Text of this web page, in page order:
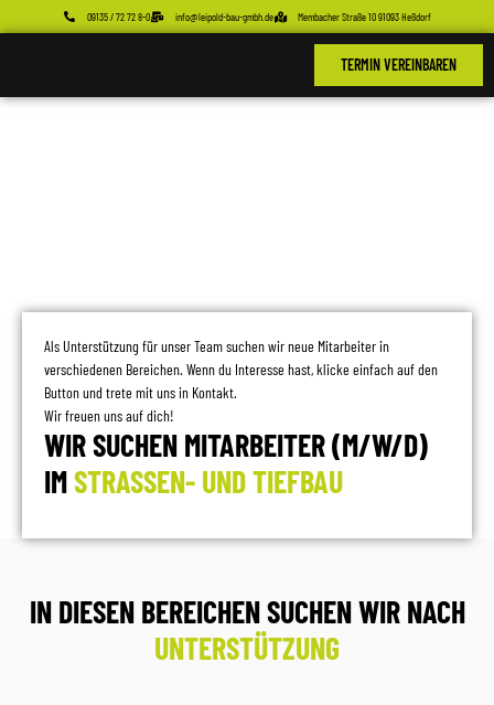
09135 / 72 72 8-0 info@leipold-bau-gmbh.de Membacher Straße 10 91093 Heßdorf
TERMIN VEREINBAREN
Als Unterstützung für unser Team suchen wir neue Mitarbeiter in
verschiedenen Bereichen. Wenn du Interesse hast, klicke einfach auf den
Button und trete mit uns in Kontakt.
Wir freuen uns auf dich!
WIR SUCHEN MITARBEITER (M/W/D)
IMSTRASSEN- UND TIEFBAU
IN DIESEN BEREICHEN SUCHEN WIR NACH
UNTERSTÜTZUNG